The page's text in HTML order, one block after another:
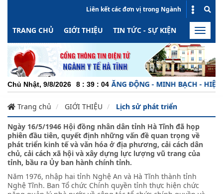
Liên kết các đơn vị trong Ngành
TRANG CHỦ GIỚI THIỆU TIN TỨC - SỰ KIỆN HOẠT
Toggle
Chủ Nhật, 9/8/2026 8 : 39 : 04
NGHIỆP - TRÁCH NHIỆM - NĂNG ĐỘNG - MINH BẠCH - HIỆU
Trang chủ GIỚI THIỆU Lịch sử phát triển
Ngày 16/5/1946 Hội đồng nhân dân tỉnh Hà Tĩnh đã họp
phiên đầu tiên, quyết định những vấn đề quan trọng về
phát triển kinh tế và văn hóa ở địa phương, cải cách dân
chủ, cải cách xã hội và xây dựng lực lượng vũ trang của
tỉnh, bầu ra Ủy ban hành chính tỉnh.
Năm 1976, nhập hai tỉnh Nghệ An và Hà Tĩnh thành tỉnh
Nghệ Tĩnh. Ban Tổ chức Chính quyền tỉnh thực hiện chức